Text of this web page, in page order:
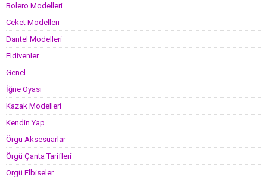
Bolero Modelleri
Ceket Modelleri
Dantel Modelleri
Eldivenler
Genel
İğne Oyası
Kazak Modelleri
Kendin Yap
Örgü Aksesuarlar
Örgü Çanta Tarifleri
Örgü Elbiseler